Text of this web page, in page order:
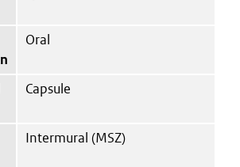
Oral
Capsule
Intermural (MSZ)